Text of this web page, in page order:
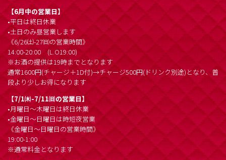
【6月中の営業日】
•平日は終日休業
•土日のみ昼営業します
《6/26㈯-27㈰の営業時間》
14:00-20:00 (L.O19:00)
※お酒の提供は19時までとなります
通常1600円(チャージ＋1D付)→チャージ500円(ドリンク別途)となり、普
段より少しお得になります
【7/1㈭-7/11㈰の営業日】
•月曜日～木曜日は終日休業
•金曜日～日曜日は時短夜営業
《金曜日～日曜日の営業時間》
19:00-1:00
※通常料金となります